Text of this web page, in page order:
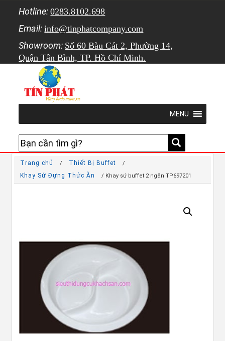
Hotline: 0283.8102.698
Email: info@tinphatcompany.com
Showroom: Số 60 Bàu Cát 2, Phường 14,
Quận Tân Bình, TP. Hồ Chí Minh.
MENU
Trang chủ / Thiết Bị Buffet /
Khay Sứ Đựng Thức Ăn / Khay sứ buffet 2 ngăn TP697201